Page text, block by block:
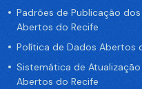
Padrões de Publicação
Abertos do Recife
Política de Dados Abertos
Sistemática de
Abertos do Recife